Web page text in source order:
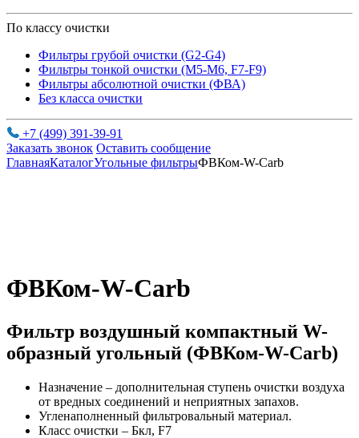
По классу очистки
Фильтры грубой очистки (G2-G4)
Фильтры тонкой очистки (М5-М6, F7-F9)
Фильтры абсолютной очистки (ФВА)
Без класса очистки
+7 (499) 391-39-91
Заказать звонок Оставить сообщение
ГлавнаяКаталогУгольные фильтрыФВКом-W-Carb
ФВКом-W-Carb
Фильтр воздушный компактный W-
образный угольный (ФВКом-W-Carb)
Назначение – дополнительная ступень очистки воздуха
от вредных соединений и неприятных запахов.
Угленаполненный фильтровальный материал.
Класс очистки – Бкл, F7